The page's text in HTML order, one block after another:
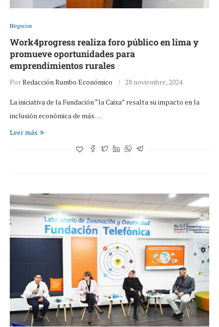
Negocios
Work4progress realiza foro público en lima y
promueve oportunidades para
emprendimientos rurales
PorRedacción Rumbo Económico 28 noviembre, 2024
La iniciativa de la Fundación “la Caixa” resalta su impacto en la
inclusión económica de más…
Leer más